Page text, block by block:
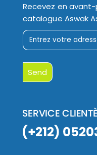
Recevez en
catalogue Aswak